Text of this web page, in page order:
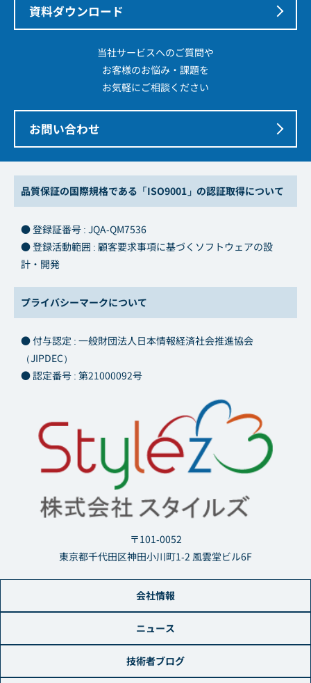
資料ダウンロード
当社サービスへのご質問や
お客様のお悩み・課題を
お気軽にご相談ください
お問い合わせ
〒101-0052
東京都千代田区神田小川町1-2 風雲堂ビル6F
会社情報
ニュース
技術者ブログ
品質保証の国際規格である「ISO9001」の認証取得について
● 登録証番号 : JQA-QM7536
● 登録活動範囲 : 顧客要求事項に基づくソフトウェアの設
計・開発
プライバシーマークについて
● 付与認定 : 一般財団法人日本情報経済社会推進協会
（JIPDEC）
● 認定番号 : 第21000092号